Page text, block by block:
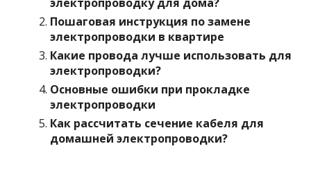
Пошаговая инструкция по замене
электропроводки в квартире
Какие провода лучше использовать для
электропроводки?
Основные ошибки при прокладке
электропроводки
Как рассчитать сечение кабеля для
домашней электропроводки?